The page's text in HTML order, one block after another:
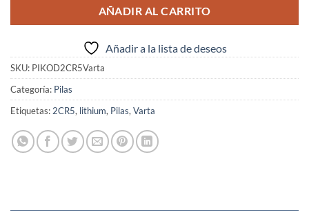
AÑADIR AL CARRITO
Añadir a la lista de deseos
SKU: PIKOD2CR5Varta
Categoría: Pilas
Etiquetas: 2CR5, lithium, Pilas, Varta